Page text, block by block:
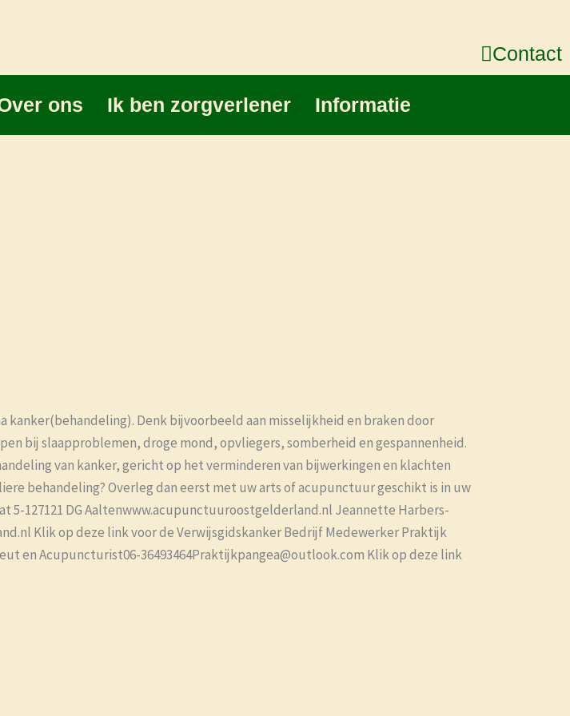
Contact
ons Ik ben zorgverlener Informatie
Denk bijvoorbeeld aan misselijkheid en braken door
bij slaapproblemen, droge mond, opvliegers, somberheid en gespannenheid.
van kanker, gericht op het verminderen van bijwerkingen en klachten
behandeling? Overleg dan eerst met uw arts of acupunctuur geschikt is in uw
127121 DG Aaltenwww.acupunctuuroostgelderland.nl Jeannette Harbers-
Klik op deze link voor de Verwijsgidskanker Bedrijf Medewerker Praktijk
en Acupuncturist06-36493464Praktijkpangea@outlook.com Klik op deze link